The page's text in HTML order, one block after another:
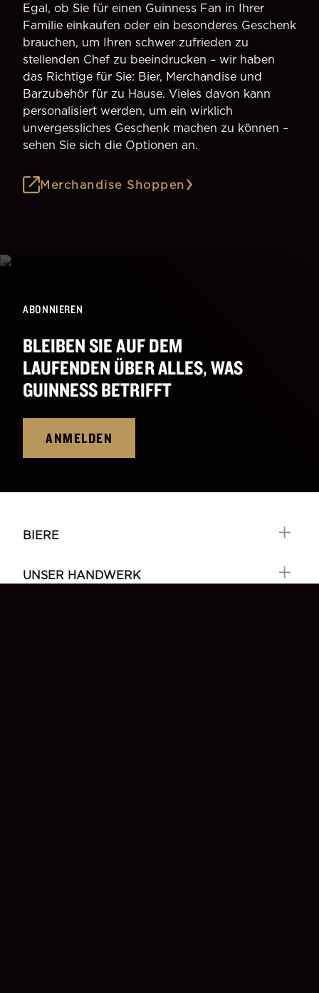
Egal, ob Sie für einen Guinness Fan in Ihrer
Familie einkaufen oder ein besonderes Geschenk
brauchen, um Ihren schwer zufrieden zu
stellenden Chef zu beeindrucken – wir haben
das Richtige für Sie: Bier, Merchandise und
Barzubehör für zu Hause. Vieles davon kann
personalisiert werden, um ein wirklich
unvergessliches Geschenk machen zu können –
sehen Sie sich die Optionen an.
Merchandise Shoppen
ABONNIEREN
BLEIBEN SIE AUF DEM
LAUFENDEN ÜBER ALLES, WAS
GUINNESS BETRIFFT
ANMELDEN
BIERE
UNSER HANDWERK